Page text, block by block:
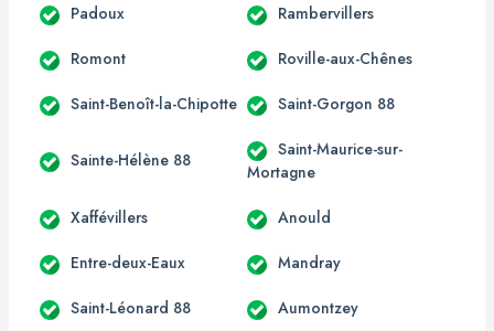
Padoux Rambervillers
Romont Roville-aux-Chênes
Saint-Benoît-la-Chipotte Saint-Gorgon 88
Sainte-Hélène 88
Saint-Maurice-sur-
Mortagne
Xaffévillers Anould
Entre-deux-Eaux Mandray
Saint-Léonard 88 Aumontzey